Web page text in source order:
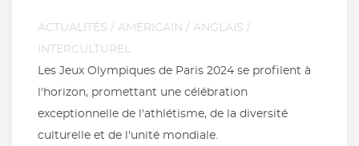
ACTUALITÉS / AMÉRICAIN / ANGLAIS /
INTERCULTUREL
Les Jeux Olympiques de Paris 2024 se profilent à
l'horizon, promettant une célébration
exceptionnelle de l'athlétisme, de la diversité
culturelle et de l'unité mondiale.